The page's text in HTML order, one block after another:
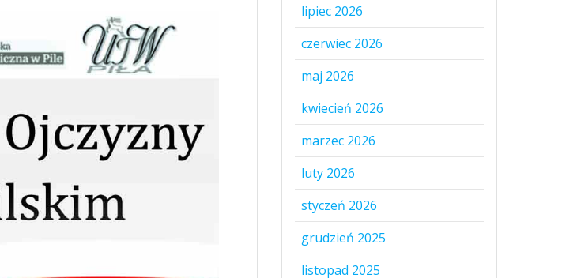
lipiec 2026
czerwiec 2026
maj 2026
kwiecień 2026
marzec 2026
luty 2026
styczeń 2026
grudzień 2025
listopad 2025